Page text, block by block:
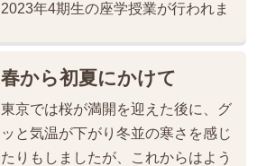
2023年4期生の座学授業が行われま
春から初夏にかけて
東京では桜が満開を迎えた後に、グ
ッと気温が下がり冬並の寒さを感じ
たりもしましたが、これからはよう